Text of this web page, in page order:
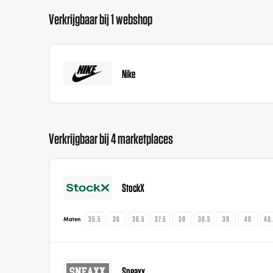
Verkrijgbaar bij 1 webshop
Nike
Verkrijgbaar bij 4 marketplaces
StockX
Maten 35.5 36 36.5 37.5 38 38.5 39 40